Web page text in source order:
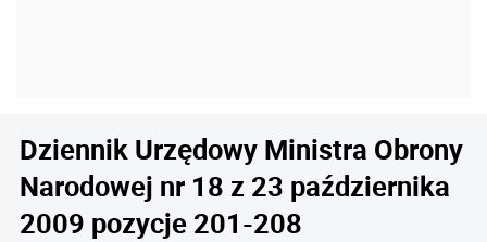
Dziennik Urzędowy Ministra Obrony
Narodowej nr 18 z 23 października
2009 pozycje 201-208